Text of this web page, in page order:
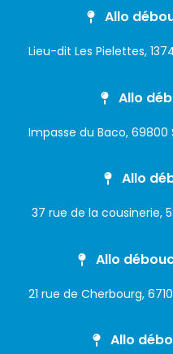
Allo
Lieu-dit Les Pielettes,
Allo
Impasse du Baco, 69800
Allo
37 rue de la cousinerie,
Allo
21 rue de Cherbourg,
Allo